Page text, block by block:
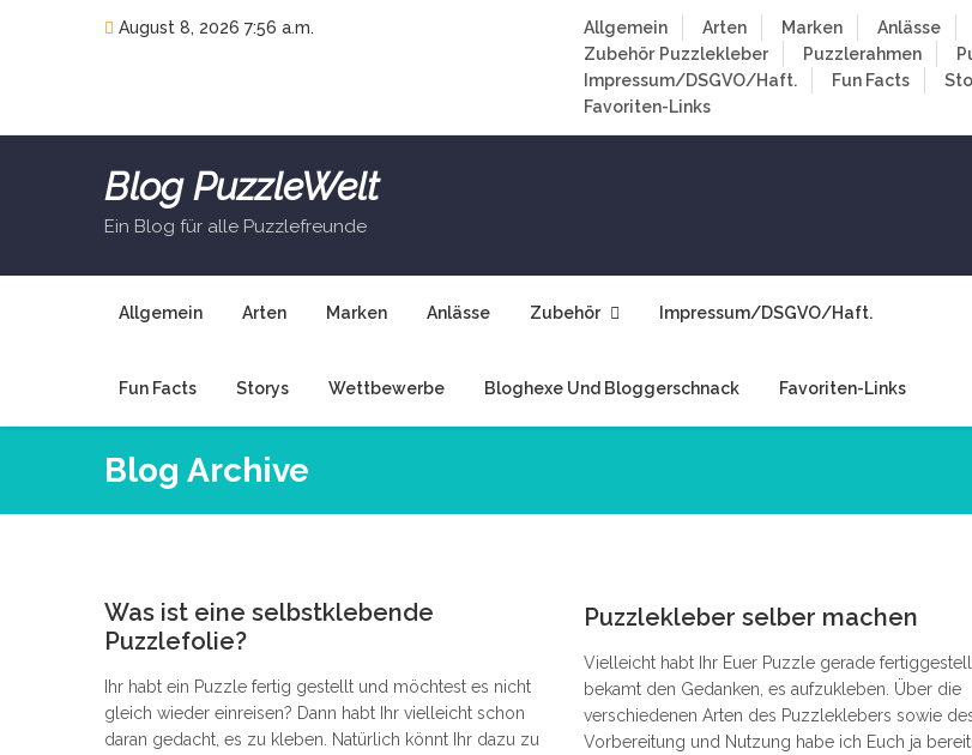
August 8, 2026 7:56 a.m. Allgemein Arten Marken
Anlässe
Zubehör Puzzlekleber Puzzlerahmen
Impressum/DSGVO/Haft.
Fun Facts
Favoriten-Links
Blog PuzzleWelt
Ein Blog für alle Puzzlefreunde
Allgemein Arten Marken Anlässe Zubehör Impressum/DSGVO/Haft.
Fun Facts Storys Wettbewerbe Bloghexe Und Bloggerschnack Favoriten-Links
Blog Archive
Was ist eine selbstklebende
Puzzlefolie?
Ihr habt ein Puzzle fertig gestellt und möchtest es nicht
gleich wieder einreisen? Dann habt Ihr vielleicht schon
daran gedacht, es zu kleben. Natürlich könnt Ihr dazu zu
Puzzlekleber selber machen
Vielleicht habt Ihr Euer Puzzle gerade
bekamt den Gedanken, es aufzukleben. Über die
verschiedenen Arten des Puzzleklebers sowie
Vorbereitung und Nutzung habe ich Euch ja